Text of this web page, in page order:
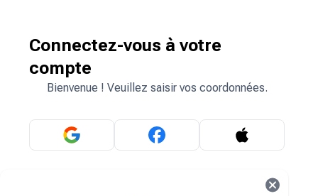
Connectez-vous à votre
compte
Bienvenue ! Veuillez saisir vos coordonnées.